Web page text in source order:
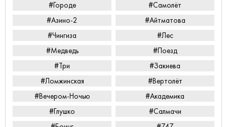
#Городе
#Самолёт
#Азино-2
#Айтматова
#Чингиза
#Лес
#Медведь
#Поезд
#Три
#Закиева
#Ломжинская
#Вертолёт
#Вечером-Ночью
#Академика
#Глушко
#Салмачи